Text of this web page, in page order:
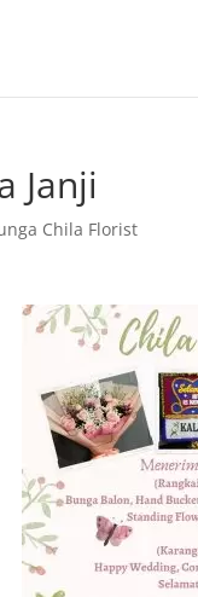
Janji
Chila Florist